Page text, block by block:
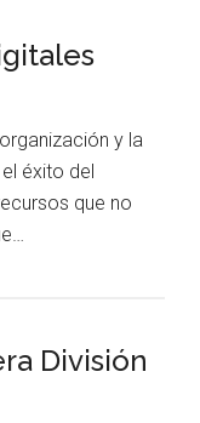
y la
éxito del
que no
División